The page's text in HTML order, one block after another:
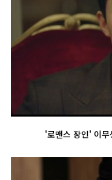
'로맨스 장인' 이